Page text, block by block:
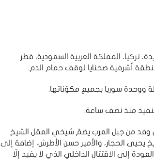
تركيا، المملكة العربية السعودية، قطر
أشرفية صحنايا لوقف حمام الدم.
ووحدة سوريا بجميع مكوّناتها.
منذ نصف ساعة.
وفد من جبل العرب يضمّ شيخي العقل الشيخ
يحيى الحجار، والأمير حسن الأطرش، إضافة إلى
إلى الاقتتال الداخلي الذي لا يفيد إلّا